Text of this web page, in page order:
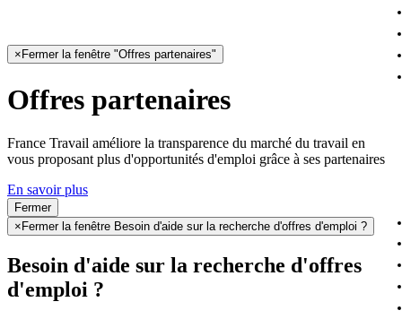
× Fermer la fenêtre "Offres partenaires"
Offres partenaires
France Travail améliore la transparence du marché du travail en
vous proposant plus d'opportunités d'emploi grâce à ses partenaires
En savoir plus
Fermer
× Fermer la fenêtre Besoin d'aide sur la recherche d'offres d'emploi ?
Besoin d'aide sur la recherche d'offres
d'emploi ?